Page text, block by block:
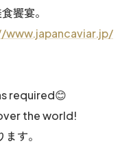
饗宴。
required😊
the world!
す。